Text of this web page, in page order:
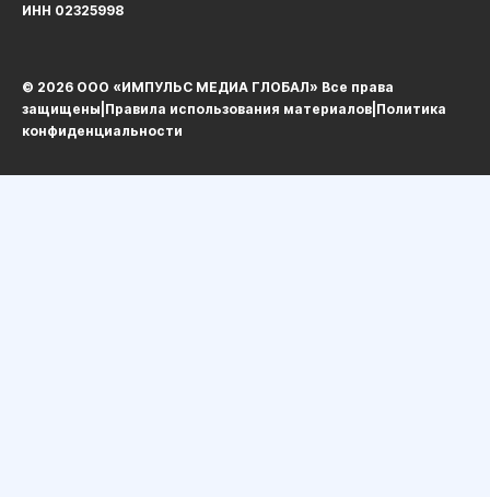
ИНН 02325998
© 2026 ООО «ИМПУЛЬС МЕДИА ГЛОБАЛ» Все права
защищеныㅤ|ㅤ Правила использования материалов Политика
конфиденциальности